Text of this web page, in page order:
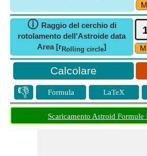
ⓘ Raggio del cerchio di
rotolamento dell'Astroide data
Area [rRolling circle]
👎 Formula LaTeX
Scaricamento Astroid Formule